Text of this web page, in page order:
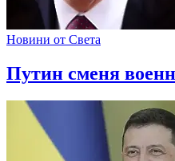
Новини от Света
Путин сменя